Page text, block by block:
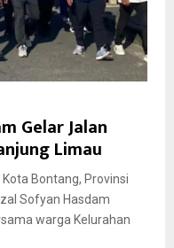
Gelar Jalan
Limau
Bontang, Provinsi
Sofyan Hasdam
warga Kelurahan